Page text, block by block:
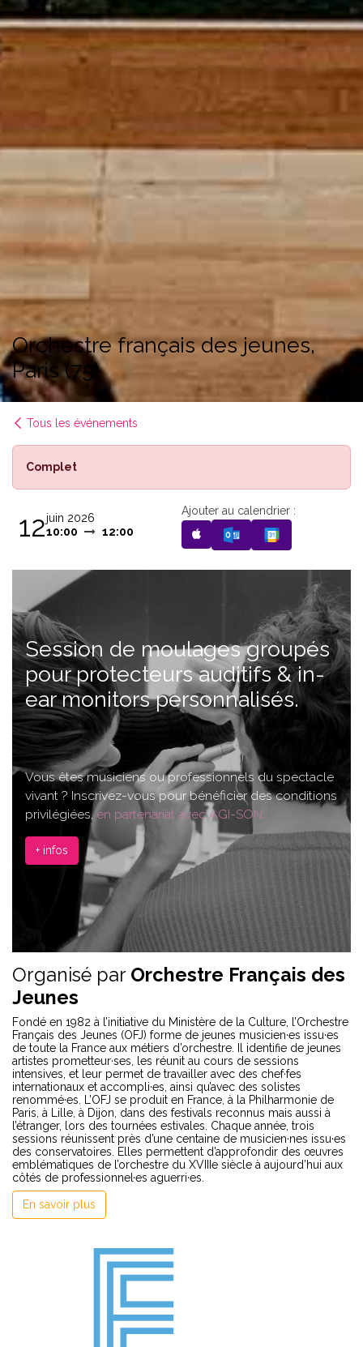
Orchestre français des jeunes,
Paris (75)
Tous les événements
Complet
12juin 2026
10:00
12:00
Ajouter au calendrier :
Session de moulages groupés
pour protecteurs auditifs & in-
ear monitors personnalisés.
Vous êtes musiciens ou professionnels du spectacle
vivant ? Inscrivez-vous pour bénéficier des conditions
privilégiées,en partenariat avec AGI-SON.
+ infos
Organisé par Orchestre Français des
Jeunes
Fondé en 1982 à l’initiative du Ministère de la Culture, l’Orchestre
Français des Jeunes (OFJ) forme de jeunes musicien·es issu·es
de toute la France aux métiers d’orchestre. Il identifie de jeunes
artistes prometteur·ses, les réunit au cours de sessions
intensives, et leur permet de travailler avec des chef·fes
internationaux et accompli·es, ainsi qu’avec des solistes
renommé·es. L’OFJ se produit en France, à la Philharmonie de
Paris, à Lille, à Dijon, dans des festivals reconnus mais aussi à
l’étranger, lors des tournées estivales. Chaque année, trois
sessions réunissent près d’une centaine de musicien·nes issu·es
des conservatoires. Elles permettent d’approfondir des œuvres
emblématiques de l’orchestre du XVIIIe siècle à aujourd’hui aux
côtés de professionnel·es aguerri·es.
En savoir plus